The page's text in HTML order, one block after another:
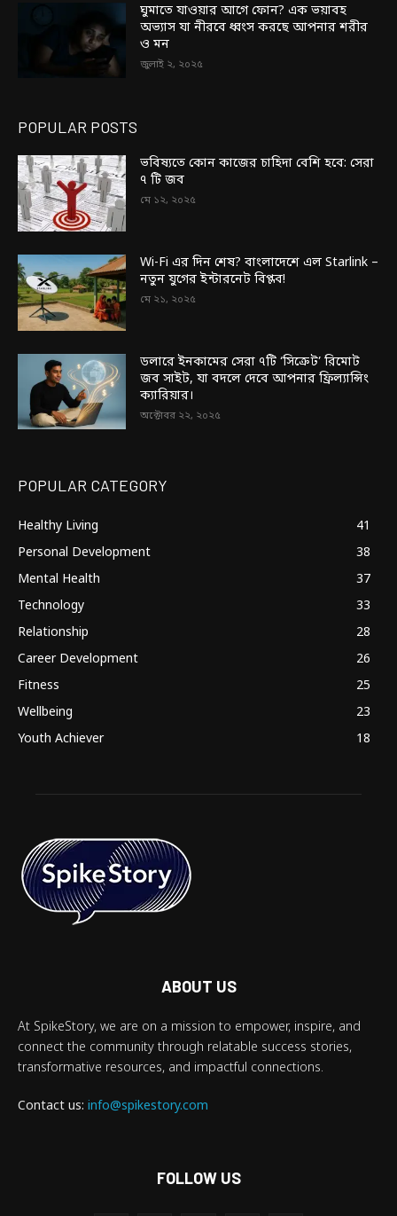
ঘুমাতে যাওয়ার আগে ফোন? এক ভয়াবহ
অভ্যাস যা নীরবে ধ্বংস করছে আপনার শরীর
ও মন
জুলাই ২, ২০২৫
POPULAR POSTS
ভবিষ্যতে কোন কাজের চাহিদা বেশি হবে: সেরা
৭ টি জব
মে ১২, ২০২৫
Wi-Fi এর দিন শেষ? বাংলাদেশে এল Starlink –
নতুন যুগের ইন্টারনেট বিপ্লব!
মে ২১, ২০২৫
ডলারে ইনকামের সেরা ৭টি ‘সিক্রেট’ রিমোট
জব সাইট, যা বদলে দেবে আপনার ফ্রিল্যান্সিং
ক্যারিয়ার।
অক্টোবর ২২, ২০২৫
POPULAR CATEGORY
Healthy Living
41
Personal Development
38
Mental Health
37
Technology
33
Relationship
28
Career Development
26
Fitness
25
Wellbeing
23
Youth Achiever
18
ABOUT US
At SpikeStory, we are on a mission to empower, inspire, and
connect the community through relatable success stories,
transformative resources, and impactful connections.
Contact us: info@spikestory.com
FOLLOW US